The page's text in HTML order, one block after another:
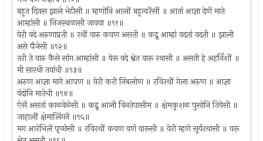
बहुत दिवस झाले भेटीसी ॥ म्हणोनि आलों बहुत्वरेंसीं ॥ आतां आज्ञा देणें माते
आम्हांसी ॥ निजस्थळासी जावया ॥९१॥
येरी वदे अरुणाप्रती ॥ रथीं वारु कवण असती ॥ कद्रू आम्हां वदतां वदती ॥ झाली
असे पैजेसी ॥९२॥
तरी ते वारु कैसे सांग आम्हांसी ॥ येरू वदे श्वेत वारू रथासी ॥ असती हे अहर्निशीं ॥
मी सारथी तयांची ॥९३॥
अरुण आज्ञा मागे आपण ॥ येरी करी निंबलोण ॥ रविरथीं गेला अरुण ॥ आज्ञा
वंदोनि मातेची ॥९४॥
ऐसें असतां काळवेळेसी ॥ कद्रू आली विनतेपासीम ॥ क्षेमकुशळ पुसोनि तियेसी ॥
जाहालीं क्षेमालिंगनें ॥९५॥
मग आरंभिलें पृच्छेसी ॥ रविरथीं कवण वर्ण वारूसी ॥ येरी म्हणे सूर्यरथासी ॥ वरू